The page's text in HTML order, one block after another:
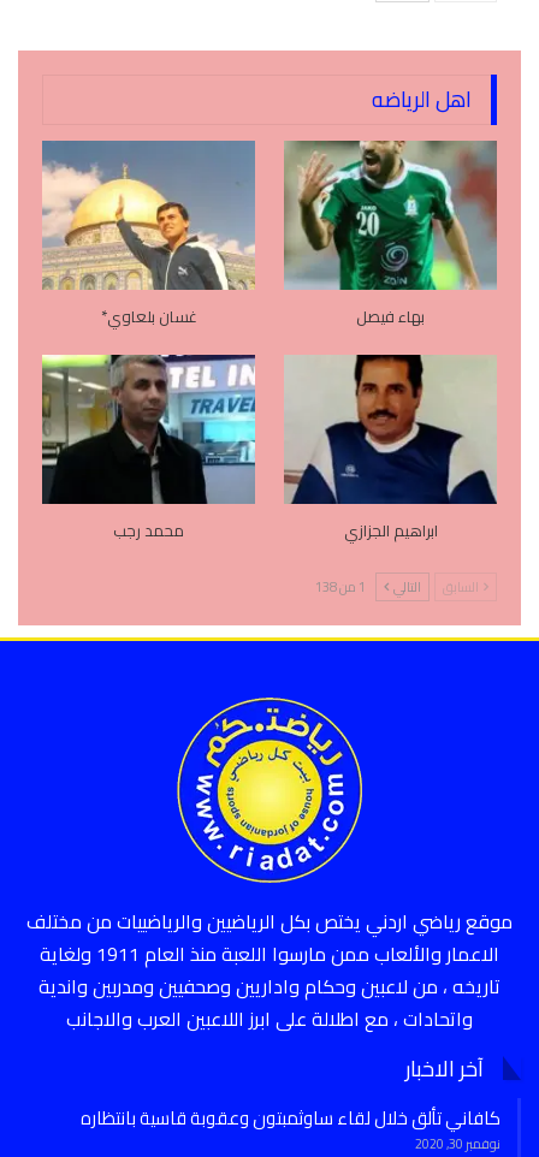
اهل الرياضه
بهاء فيصل غسان بلعاوي*
ابراهيم الجزازي محمد رجب
السابق التالي 1 من 138
موقع رياضي اردني يختص بكل الرياضيين والرياضييات من مختلف
الاعمار والألعاب ممن مارسوا اللعبة منذ العام 1911 ولغاية
تاريخه ، من لاعبين وحكام واداريين وصحفيين ومدربين واندية
واتحادات ، مع اطلالة على ابرز اللاعبين العرب والاجانب
آخر الاخبار
كافاني تألق خلال لقاء ساوثمبتون وعقوبة قاسية بانتظاره
نوفمبر 30, 2020